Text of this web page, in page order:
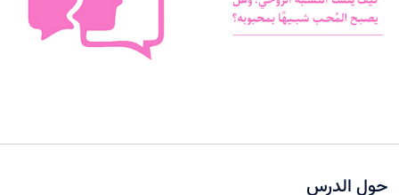
سرّ الفرح والسكينة الدائمة
نضوج الطفل الغالي للروح 0/8
حول الدرس